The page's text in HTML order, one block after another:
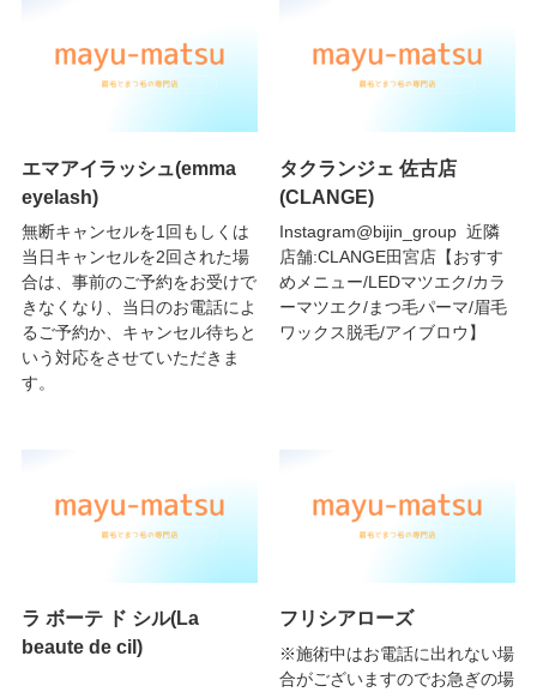
エマアイラッシュ(emma
eyelash)
無断キャンセルを1回もしくは
当日キャンセルを2回された場
合は、事前のご予約をお受けで
きなくなり、当日のお電話によ
るご予約か、キャンセル待ちと
いう対応をさせていただきま
す。
タクランジェ 佐古店
(CLANGE)
Instagram@bijin_group 近隣
店舗:CLANGE田宮店【おすす
めメニュー/LEDマツエク/カラ
ーマツエク/まつ毛パーマ/眉毛
ワックス脱毛/アイブロウ】
ラ ボーテ ド シル(La
beaute de cil)
フリシアローズ
※施術中はお電話に出れない場
合がございますのでお急ぎの場